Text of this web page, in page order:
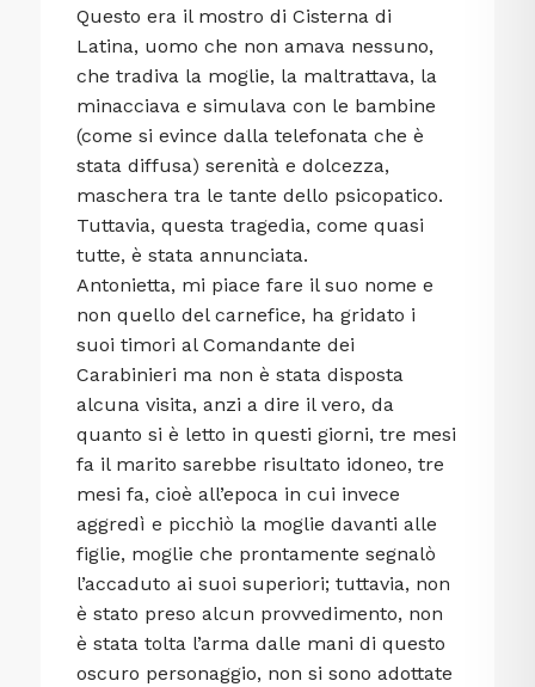
Questo era il mostro di Cisterna di
Latina, uomo che non amava nessuno,
che tradiva la moglie, la maltrattava, la
minacciava e simulava con le bambine
(come si evince dalla telefonata che è
stata diffusa) serenità e dolcezza,
maschera tra le tante dello psicopatico.
Tuttavia, questa tragedia, come quasi
tutte, è stata annunciata.
Antonietta, mi piace fare il suo nome e
non quello del carnefice, ha gridato i
suoi timori al Comandante dei
Carabinieri ma non è stata disposta
alcuna visita, anzi a dire il vero, da
quanto si è letto in questi giorni, tre mesi
fa il marito sarebbe risultato idoneo, tre
mesi fa, cioè all’epoca in cui invece
aggredì e picchiò la moglie davanti alle
figlie, moglie che prontamente segnalò
l’accaduto ai suoi superiori; tuttavia, non
è stato preso alcun provvedimento, non
è stata tolta l’arma dalle mani di questo
oscuro personaggio, non si sono adottate